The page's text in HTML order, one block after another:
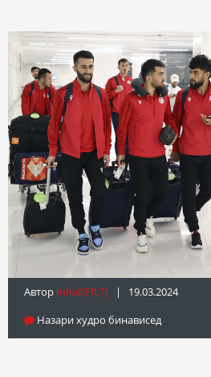
Автор Info@fft.tj | 19.03.2024
Назари худро бинависед